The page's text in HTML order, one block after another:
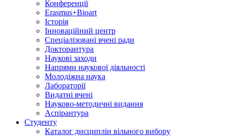
Конференції
Erasmus+Bioart
Історія
Інноваційний центр
Спеціалізовані вчені ради
Докторантура
Наукові заходи
Напрями наукової діяльності
Молодіжна наука
Лабораторії
Видатні вчені
Науково-методичні видання
Аспірантура
Студенту
Каталог дисциплін вільного вибору